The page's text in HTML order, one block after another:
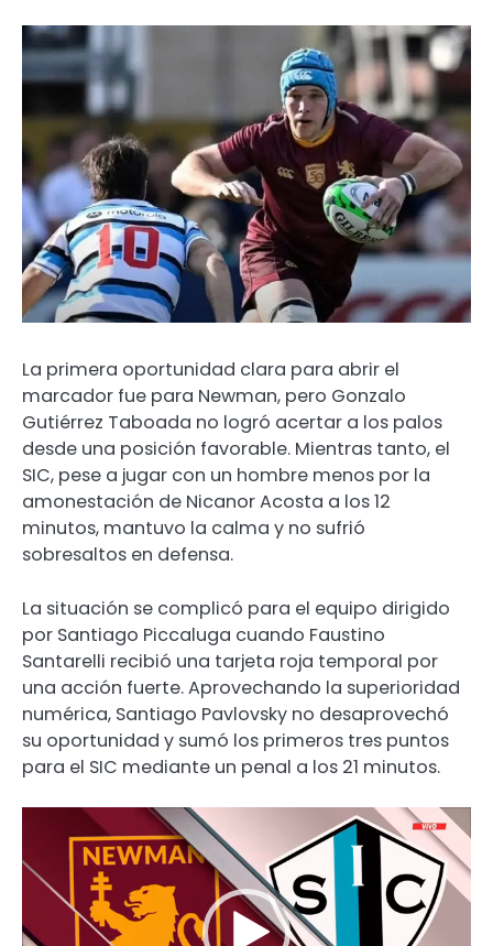
La primera oportunidad clara para abrir el
marcador fue para Newman, pero Gonzalo
Gutiérrez Taboada no logró acertar a los palos
desde una posición favorable. Mientras tanto, el
SIC, pese a jugar con un hombre menos por la
amonestación de Nicanor Acosta a los 12
minutos, mantuvo la calma y no sufrió
sobresaltos en defensa.
La situación se complicó para el equipo dirigido
por Santiago Piccaluga cuando Faustino
Santarelli recibió una tarjeta roja temporal por
una acción fuerte. Aprovechando la superioridad
numérica, Santiago Pavlovsky no desaprovechó
su oportunidad y sumó los primeros tres puntos
para el SIC mediante un penal a los 21 minutos.
Reproductor
video